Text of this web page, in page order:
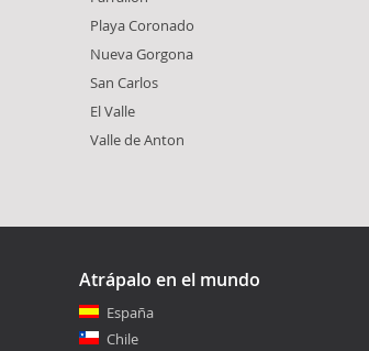
Playa Coronado
Nueva Gorgona
San Carlos
El Valle
Valle de Anton
Atrápalo en el mundo
España
Chile